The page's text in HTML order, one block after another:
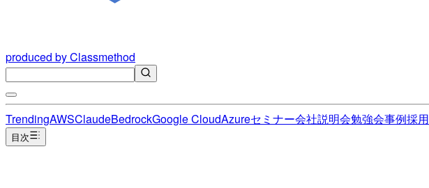
produced by Classmethod
TrendingAWSClaudeBedrockGoogle CloudAzureセミナー会社説明会勉強会事例採用
目次